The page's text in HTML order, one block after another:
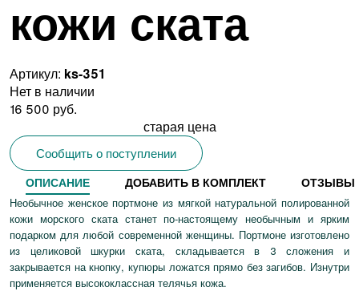
кожи ската
Артикул: ks-351
Нет в наличии
16 500 руб.
старая цена
Сообщить о поступлении
ОПИСАНИЕ ДОБАВИТЬ В КОМПЛЕКТ ОТЗЫВЫ
Необычное женское портмоне из мягкой натуральной полированной
кожи морского ската станет по-настоящему необычным и ярким
подарком для любой современной женщины. Портмоне изготовлено
из целиковой шкурки ската, складывается в 3 сложения и
закрывается на кнопку, купюры ложатся прямо без загибов. Изнутри
применяется высококлассная телячья кожа.